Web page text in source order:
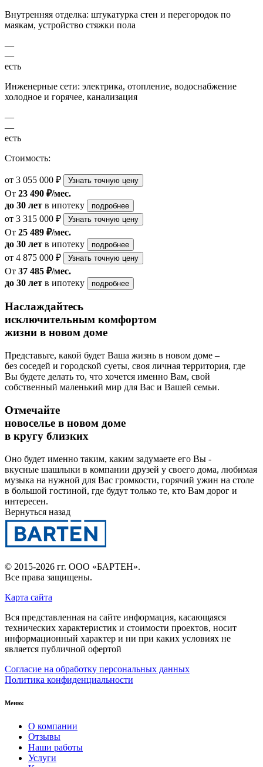
Внутренняя отделка: штукатурка стен и перегородок по
маякам, устройство стяжки пола
—
—
есть
Инженерные сети: электрика, отопление, водоснабжение
холодное и горячее, канализация
—
—
есть
Стоимость:
от 3 055 000 ₽ Узнать точную цену
От 23 490 ₽/мес.
до 30 лет в ипотеку подробнее
от 3 315 000 ₽ Узнать точную цену
От 25 489 ₽/мес.
до 30 лет в ипотеку подробнее
от 4 875 000 ₽ Узнать точную цену
От 37 485 ₽/мес.
до 30 лет в ипотеку подробнее
Наслаждайтесь
исключительным комфортом
жизни в новом доме
Представьте, какой будет Ваша жизнь в новом доме –
без соседей и городской суеты, своя личная территория, где
Вы будете делать то, что хочется именно Вам, свой
собственный маленький мир для Вас и Вашей семьи.
Отмечайте
новоселье в новом доме
в кругу близких
Оно будет именно таким, каким задумаете его Вы -
вкусные шашлыки в компании друзей у своего дома, любимая
музыка на нужной для Вас громкости, горячий ужин на столе
в большой гостиной, где будут только те, кто Вам дорог и
интересен.
Вернуться назад
© 2015-2026 гг. ООО «БАРТЕН».
Все права защищены.
Карта сайта
Вся представленная на сайте информация, касающаяся
технических характеристик и стоимости проектов, носит
информационный характер и ни при каких условиях не
является публичной офертой
Согласие на обработку персональных данных
Политика конфиденциальности
Меню:
О компании
Отзывы
Наши работы
Услуги